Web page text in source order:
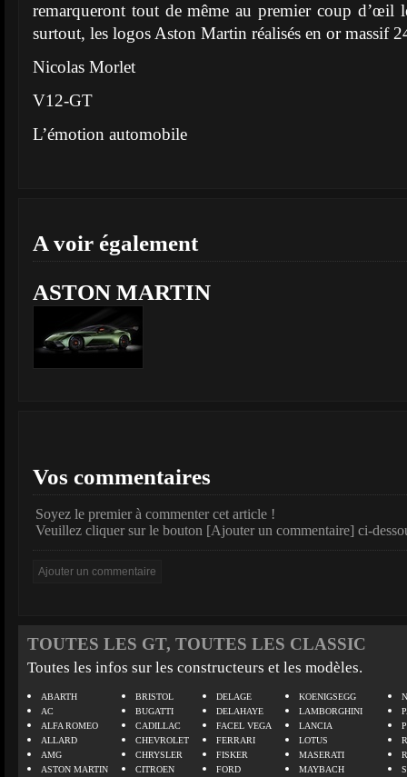
remarqueront tout de même au premier coup d’œil
surtout, les logos Aston Martin réalisés en or massif
Nicolas Morlet
V12-GT
L’émotion automobile
A voir également
ASTON MARTIN
Vos commentaires
Soyez le premier à commenter cet article !
Veuillez cliquer sur le bouton [Ajouter un commentaire] ci-
TOUTES LES GT, TOUTES LES CLASSIC
Toutes les infos sur les constructeurs et les modèles.
ABARTH
AC
ALFA ROMEO
ALLARD
AMG
ASTON MARTIN
BRISTOL
BUGATTI
CADILLAC
CHEVROLET
CHRYSLER
CITROEN
DELAGE
DELAHAYE
FACEL VEGA
FERRARI
FISKER
FORD
KOENIGSEGG
LAMBORGHINI
LANCIA
LOTUS
MASERATI
MAYBACH